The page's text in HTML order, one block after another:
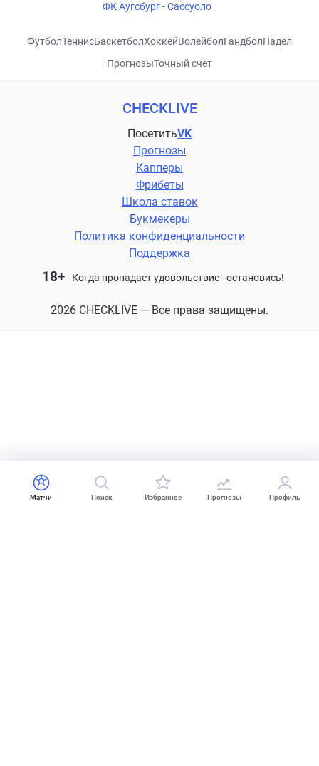
ФК Аугсбург - Сассуоло
ФутболТеннисБаскетболХоккейВолейболГандболПадел
ПрогнозыТочный счет
CHECKLIVE
ПосетитьVK
Прогнозы
Капперы
Фрибеты
Школа ставок
Букмекеры
Политика конфиденциальности
Поддержка
18+ Когда пропадает удовольствие - остановись!
2026 CHECKLIVE — Все права защищены.
Матчи Поиск Избранное Прогнозы Профиль